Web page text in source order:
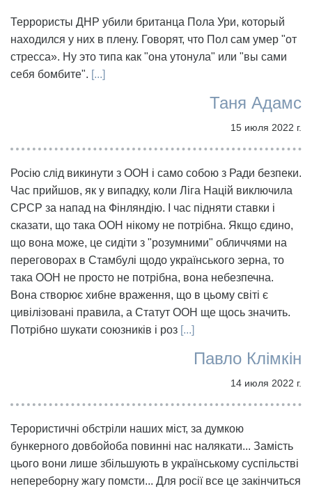
Террористы ДНР убили британца Пола Ури, который
находился у них в плену. Говорят, что Пол сам умер "от
стресса». Ну это типа как "она утонула" или "вы сами
себя бомбите". [...]
Таня Адамс
15 июля 2022 г.
Росію слід викинути з ООН і само собою з Ради безпеки.
Час прийшов, як у випадку, коли Ліга Націй виключила
СРСР за напад на Фінляндію. І час підняти ставки і
сказати, що така ООН нікому не потрібна. Якщо єдино,
що вона може, це сидіти з "розумними" обличчями на
переговорах в Стамбулі щодо українського зерна, то
така ООН не просто не потрібна, вона небезпечна.
Вона створює хибне враження, що в цьому світі є
цивілізовані правила, а Статут ООН ще щось значить.
Потрібно шукати союзників і роз [...]
Павло Клімкін
14 июля 2022 г.
Терористичні обстріли наших міст, за думкою
бункерного довбойоба повинні нас налякати... Замість
цього вони лише збільшують в українському суспільстві
непереборну жагу помсти... Для росії все це закінчиться